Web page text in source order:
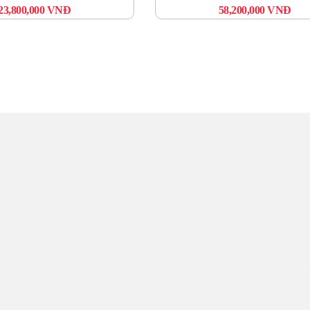
VNĐ 58,200,000VNĐ